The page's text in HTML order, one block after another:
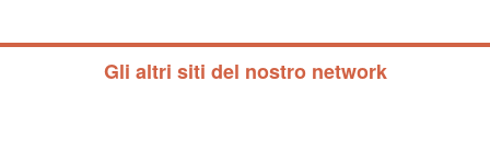
Gli altri siti del nostro network